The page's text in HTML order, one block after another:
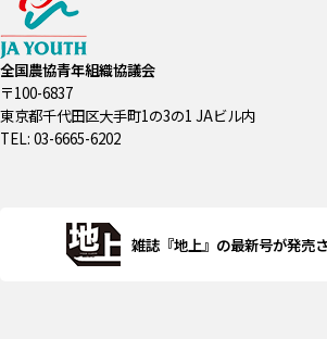
全国農協青年組織協議会
〒100-6837
東京都千代田区大手町1の3の1 JAビル内
TEL: 03-6665-6202
雑誌『地上』の最新号が発売